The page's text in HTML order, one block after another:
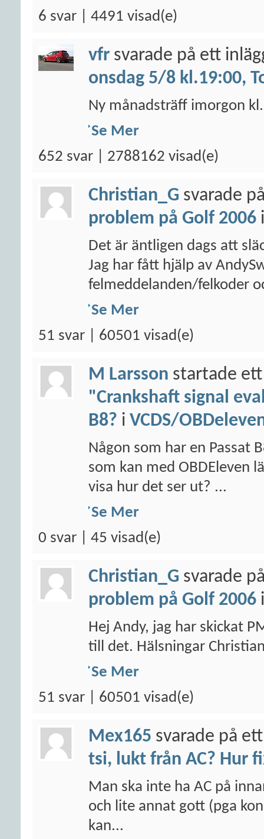
6 svar | 4491 visad(e)
vfr svarade på ett
onsdag 5/8 kl.19:00,
Ny månadsträff imorgon
Se Mer
652 svar | 2788162 visad(e)
Christian_G svarade
problem på Golf 2006
Det är äntligen dags att
Jag har fått hjälp av
felmeddelanden/felkoder
Se Mer
51 svar | 60501 visad(e)
M Larsson startade
"Crankshaft signal
B8? i VCDS/
Någon som har en Passat
som kan med OBDEleven
visa hur det ser ut? ...
Se Mer
0 svar | 45 visad(e)
Christian_G svarade
problem på Golf 2006
Hej Andy, jag har skickat
till det. Hälsningar
Se Mer
51 svar | 60501 visad(e)
Mex165 svarade på
tsi, lukt från AC? Hur
Man ska inte ha AC på
och lite annat gott (pga
kan...